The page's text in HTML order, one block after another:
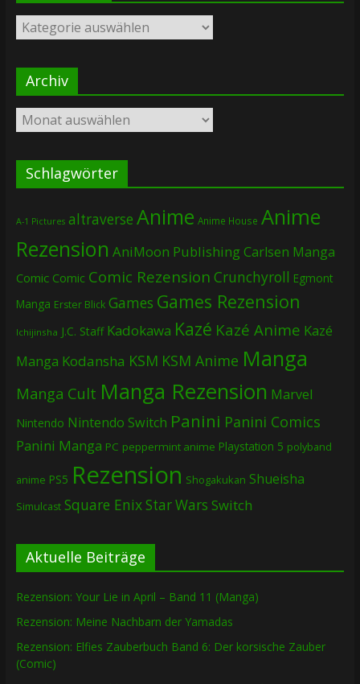
Kategorien
Archiv
Archiv
Schlagwörter
A-1 Pictures altraverse Anime Anime House Anime
Rezension AniMoon PublishingCarlsen Manga
Comic Comic Comic Rezension Crunchyroll Egmont
Manga Erster Blick Games Games Rezension
Ichijinsha J.C. Staff Kadokawa Kazé Kazé Anime Kazé
Manga Kodansha KSM KSM Anime Manga
Manga Cult Manga Rezension Marvel
Nintendo Nintendo Switch Panini Panini Comics
Panini Manga PC peppermint anime Playstation 5 polyband
anime PS5 Rezension Shogakukan Shueisha
Simulcast Square EnixStar Wars Switch
Aktuelle Beiträge
Rezension: Your Lie in April – Band 11 (Manga)
Rezension: Meine Nachbarn der Yamadas
Rezension: Elfies Zauberbuch Band 6: Der korsische Zauber
(Comic)